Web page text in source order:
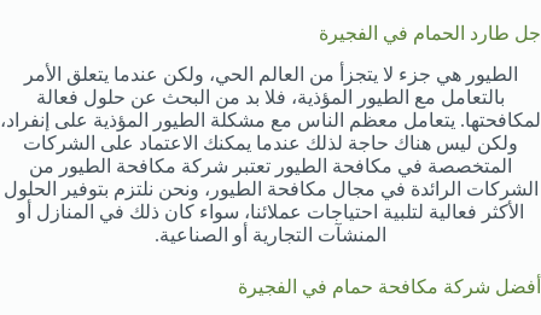
جل طارد الحمام في الفجيرة
الطيور هي جزء لا يتجزأ من العالم الحي، ولكن عندما يتعلق الأمر
بالتعامل مع الطيور المؤذية، فلا بد من البحث عن حلول فعالة
لمكافحتها. يتعامل معظم الناس مع مشكلة الطيور المؤذية على إنفراد،
ولكن ليس هناك حاجة لذلك عندما يمكنك الاعتماد على الشركات
المتخصصة في مكافحة الطيور تعتبر شركة مكافحة الطيور من
الشركات الرائدة في مجال مكافحة الطيور، ونحن نلتزم بتوفير الحلول
الأكثر فعالية لتلبية احتياجات عملائنا، سواء كان ذلك في المنازل أو
المنشآت التجارية أو الصناعية.
أفضل شركة مكافحة حمام في الفجيرة